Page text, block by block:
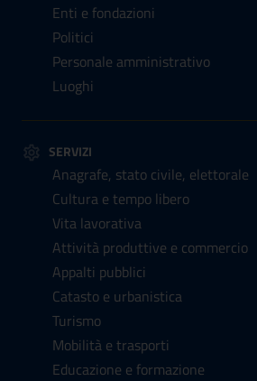
Enti e fondazioni
Politici
Personale amministrativo
Luoghi
SERVIZI
Anagrafe, stato civile, elettorale
Cultura e tempo libero
Vita lavorativa
Attività produttive e commercio
Appalti pubblici
Catasto e urbanistica
Turismo
Mobilità e trasporti
Educazione e formazione